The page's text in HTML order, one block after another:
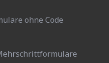
ohne Code